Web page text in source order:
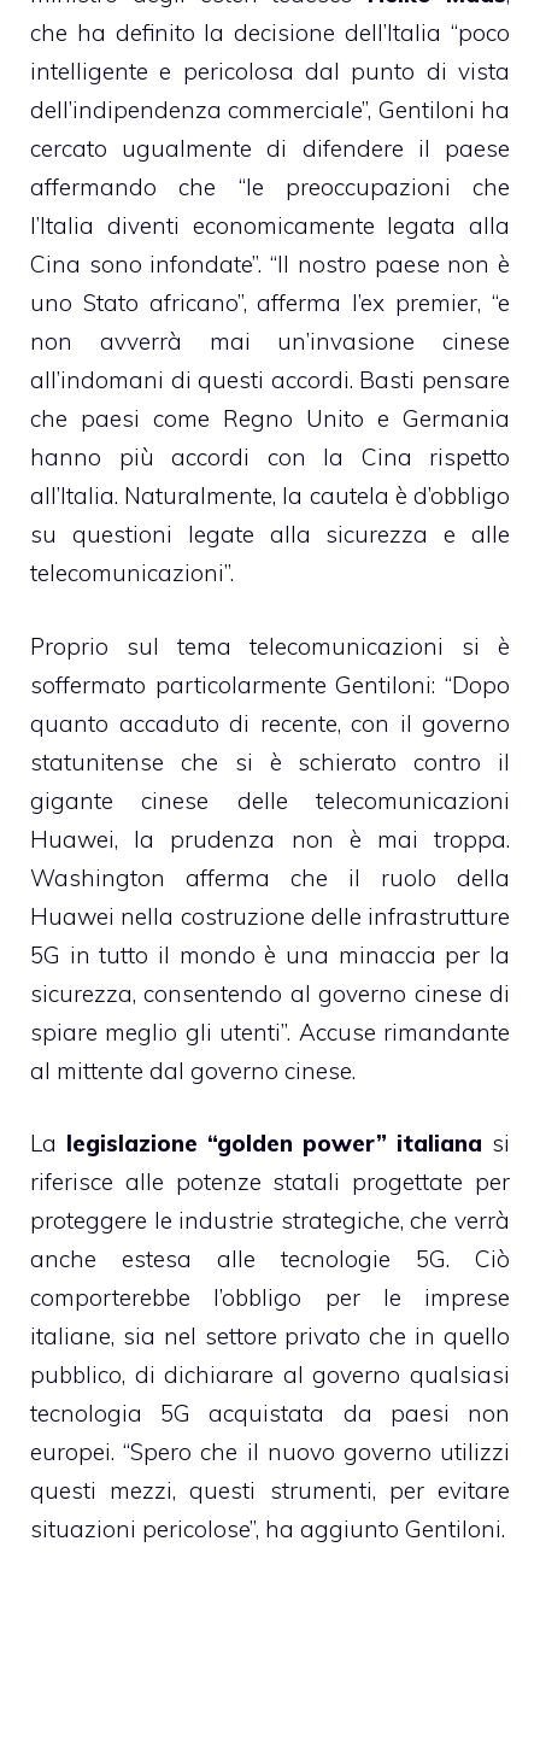
che ha definito la decisione dell’Italia “poco
intelligente e pericolosa dal punto di vista
dell’indipendenza commerciale”, Gentiloni ha
cercato ugualmente di difendere il paese
affermando che “le preoccupazioni che
l’Italia diventi economicamente legata alla
Cina sono infondate”. “Il nostro paese non è
uno Stato africano”, afferma l’ex premier, “e
non avverrà mai un’invasione cinese
all’indomani di questi accordi. Basti pensare
che paesi come Regno Unito e Germania
hanno più accordi con la Cina rispetto
all’Italia. Naturalmente, la cautela è d’obbligo
su questioni legate alla sicurezza e alle
telecomunicazioni”.
Proprio sul tema telecomunicazioni si è
soffermato particolarmente Gentiloni: “Dopo
quanto accaduto di recente, con il governo
statunitense che si è schierato contro il
gigante cinese delle telecomunicazioni
Huawei, la prudenza non è mai troppa.
Washington afferma che il ruolo della
Huawei nella costruzione delle infrastrutture
5G in tutto il mondo è una minaccia per la
sicurezza, consentendo al governo cinese di
spiare meglio gli utenti”. Accuse rimandante
al mittente dal governo cinese.
La legislazione “golden power” italiana si
riferisce alle potenze statali progettate per
proteggere le industrie strategiche, che verrà
anche estesa alle tecnologie 5G. Ciò
comporterebbe l’obbligo per le imprese
italiane, sia nel settore privato che in quello
pubblico, di dichiarare al governo qualsiasi
tecnologia 5G acquistata da paesi non
europei. “Spero che il nuovo governo utilizzi
questi mezzi, questi strumenti, per evitare
situazioni pericolose”, ha aggiunto Gentiloni.